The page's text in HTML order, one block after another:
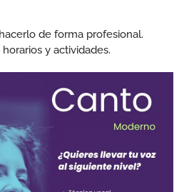
de forma profesional.
y actividades.